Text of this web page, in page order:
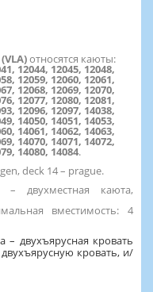
относятся каюты:
12044, 12045, 12048,
12059, 12060, 12061,
12068, 12069, 12070,
12077, 12080, 12081,
12096, 12097, 14038,
14050, 14051, 14053,
14061, 14062, 14063,
14070, 14071, 14072,
14080, 14084.
deck 14 – prague.
– двухместная каюта,
вместимость: 4
– двухъярусная кровать
кровать, и/